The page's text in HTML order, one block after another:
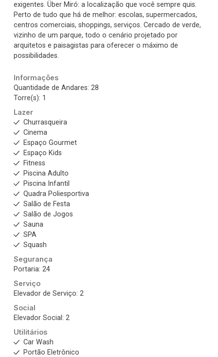
exigentes. Über Miró: a localização que você sempre quis.
Perto de tudo que há de melhor: escolas, supermercados,
centros comerciais, shoppings, serviços. Cercado de verde,
vizinho de um parque, todo o cenário projetado por
arquitetos e paisagistas para oferecer o máximo de
possibilidades.
Informações
Quantidade de Andares: 28
Torre(s): 1
Lazer
Churrasqueira
Cinema
Espaço Gourmet
Espaço Kids
Fitness
Piscina Adulto
Piscina Infantil
Quadra Poliesportiva
Salão de Festa
Salão de Jogos
Sauna
SPA
Squash
Segurança
Portaria: 24
Serviço
Elevador de Serviço: 2
Social
Elevador Social: 2
Utilitários
Car Wash
Portão Eletrônico